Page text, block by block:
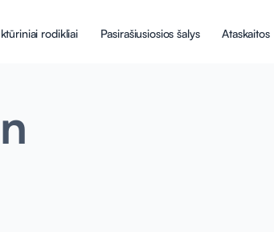
rodikliai Pasirašiusiosios šalys Ataskaitos